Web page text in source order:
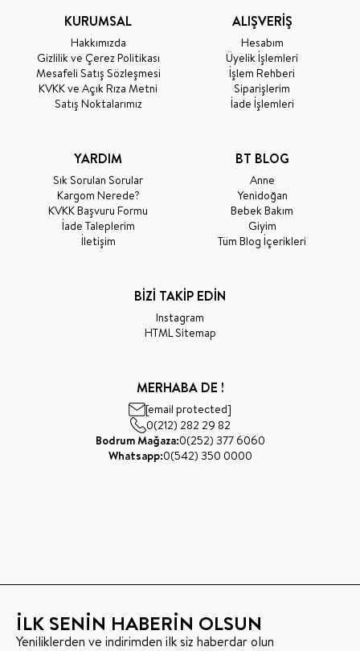
KURUMSAL
Hakkımızda
Gizlilik ve Çerez Politikası
Mesafeli Satış Sözleşmesi
KVKK ve Açık Rıza Metni
Satış Noktalarımız
ALIŞVERİŞ
Hesabım
Üyelik İşlemleri
İşlem Rehberi
Siparişlerim
İade İşlemleri
YARDIM
Sık Sorulan Sorular
Kargom Nerede?
KVKK Başvuru Formu
İade Taleplerim
İletişim
BT BLOG
Anne
Yenidoğan
Bebek Bakım
Giyim
Tüm Blog İçerikleri
BİZİ TAKİP EDİN
Instagram
HTML Sitemap
MERHABA DE !
[email protected]
0(212) 282 29 82
Bodrum Mağaza:0(252) 377 6060
Whatsapp:0(542) 350 0000
İLK SENİN HABERİN OLSUN
Yeniliklerden ve indirimden ilk siz haberdar olun